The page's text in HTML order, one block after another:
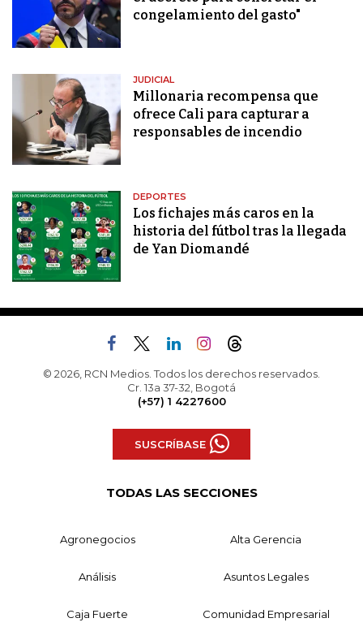
congelamiento del gasto"
JUDICIAL
Millonaria recompensa que
ofrece Cali para capturar a
responsables de incendio
DEPORTES
Los fichajes más caros en la
historia del fútbol tras la llegada
de Yan Diomandé
© 2026, RCN Medios. Todos los derechos reservados.
Cr. 13a 37-32, Bogotá
(+57) 1 4227600
SUSCRÍBASE
TODAS LAS SECCIONES
Agronegocios Alta Gerencia
Análisis Asuntos Legales
Caja Fuerte Comunidad Empresarial